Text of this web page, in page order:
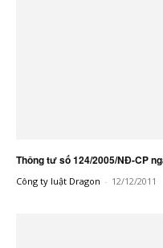
Thông tư số 124/2005/NĐ-CP
Công ty luật Dragon - 12/12/2011